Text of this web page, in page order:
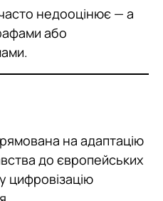
недооцінює — а
або
на адаптацію
до європейських
цифровізацію